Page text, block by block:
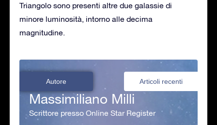
Triangolo sono presenti altre due galassie di
minore luminosità, intorno alle decima
magnitudine.
Autore Articoli recenti
Massimiliano Milli
Scrittore presso Online Star Register